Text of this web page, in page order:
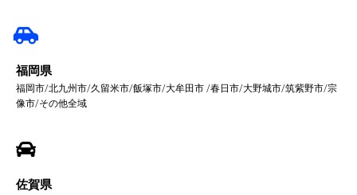
福岡県
福岡市/北九州市/久留米市/飯塚市/大牟田市 /春日市/大野城市/筑紫野市/宗
像市/その他全域
佐賀県